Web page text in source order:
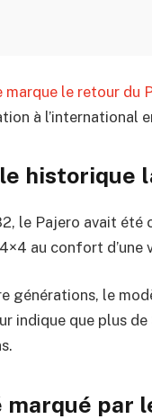
marque le retour du
à l’international
historique
le Pajero avait été
au confort
générations, le
indique que plus
marqué par